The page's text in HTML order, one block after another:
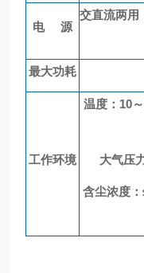
电 源
交直流两用
最大功耗
工作环境
温度： 10～
大气压
含尘浓度：